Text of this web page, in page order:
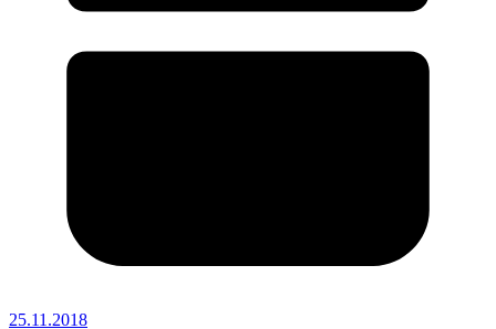
25.11.2018